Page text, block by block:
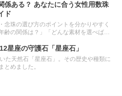
の対処方法について、分かりやすくご紹
係ある？ あなたに合う女性用数珠
ド
念珠の選び方のポイントを分かりやすく
齢の関係は？」「どんな素材を選べばい
見つけるお手伝いをします。自分だけの
メイドできるサービスも。
星座の守護石「星座石」
た天然石「星座石」。その歴史や種類に
とめました。